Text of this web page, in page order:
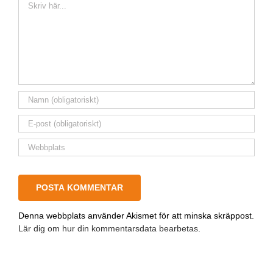
Denna webbplats använder Akismet för att minska skräppost.
Lär dig om hur din kommentarsdata bearbetas